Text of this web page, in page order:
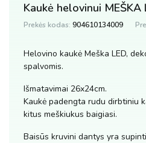
Kaukė helovinui MEŠKA
Prekės kodas: 904610134009
Helovino kaukė Meška LED,
spalvomis.
Išmatavimai 26x24cm.
Kaukė padengta rudu dirbtiniu
kitus meškiukus baigiasi.
Baisūs kruvini dantys yra